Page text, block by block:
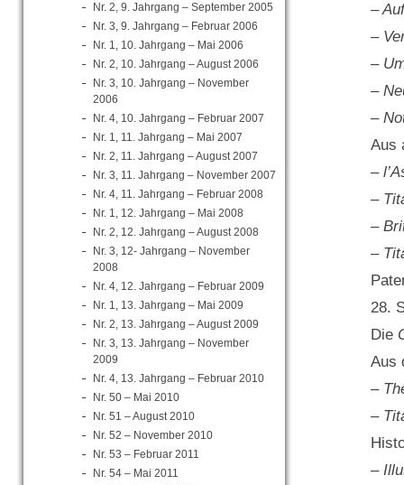
Nr. 2, 9. Jahrgang – September 2005
Nr. 3, 9. Jahrgang – Februar 2006
Nr. 1, 10. Jahrgang – Mai 2006
Nr. 2, 10. Jahrgang – August 2006
Nr. 3, 10. Jahrgang – November
2006
Nr. 4, 10. Jahrgang – Februar 2007
Nr. 1, 11. Jahrgang – Mai 2007
Nr. 2, 11. Jahrgang – August 2007
Nr. 3, 11. Jahrgang – November 2007
Nr. 4, 11. Jahrgang – Februar 2008
Nr. 1, 12. Jahrgang – Mai 2008
Nr. 2, 12. Jahrgang – August 2008
Nr. 3, 12- Jahrgang – November
2008
Nr. 4, 12. Jahrgang – Februar 2009
Nr. 1, 13. Jahrgang – Mai 2009
Nr. 2, 13. Jahrgang – August 2009
Nr. 3, 13. Jahrgang – November
2009
Nr. 4, 13. Jahrgang – Februar 2010
Nr. 50 – Mai 2010
Nr. 51 – August 2010
Nr. 52 – November 2010
Nr. 53 – Februar 2011
Nr. 54 – Mai 2011
–
–
–
–
–
Aus
–
–
–
–
28.
Die
Aus
–
–
–